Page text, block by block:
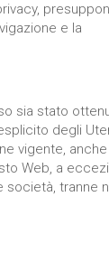
e la
sia stato
degli
vigente,
Web, a
società, tranne